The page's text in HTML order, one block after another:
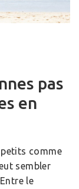
pas
en
comme
sembler
le